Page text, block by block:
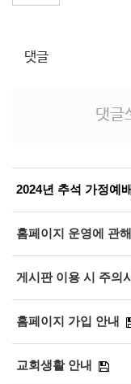
댓글
댓글
2024년 추석 가정예배
홈페이지 운영에 관
게시판 이용 시 주의
홈페이지 가입 안내
교회생활 안내